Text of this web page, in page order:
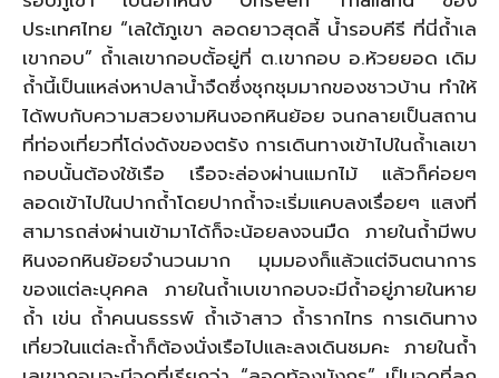
ประเทศไทย “เลใต้ภูเขา ลอดยาวสุดลี้ น้ำรอบคีรี ที่นี่ถ้ำเล
เขากอบ” ถ้ำเลเขากอบตั้อยู่ที่ ต.เขากอบ อ.ห้วยยอด เดิม
ถ้ำนี้เป็นแหล่งหาปลาน้ำจืดซึ่งชุกชุมมากของชาวบ้าน ทำให้
ได้พบกับความสวยงามหินงอกหินย้อย จนกลายเป็นสถาน
ที่ท่องเที่ยวที่โด่งดังของตรัง การเดินทางเข้าไปในถ้ำเลเขา
กอบนั้นต้องใช้เรือ เรือจะล่องผ่านแมกไม้ แล้วก็ค่อยๆ
ลอดเข้าไปในปากถ้ำโดยปากถ้ำจะเริ่มแคบลงเรื่อยๆ แสงที่
สามารถส่งผ่านเข้ามาได้ก็จะน้อยลงจนมืด ภายในถ้ำมีพบ
หินงอกหินย้อยจำนวนมาก มุมมองก็แล้วแต่จินตนาการ
ของแต่ละบุคคล ภายในถ้ำเบเขากอบจะมีถ้ำอยู่ภายในหาย
ถ้ำ เข่น ถ้ำคนนธรรพ์ ถ้ำเจ้าสาว ถ้ำรากไทร การเดินทาง
เที่ยวในแต่ละถ้ำก็ต้องนั่งเรือไปและลงเดินชมคะ ภายในถ้ำ